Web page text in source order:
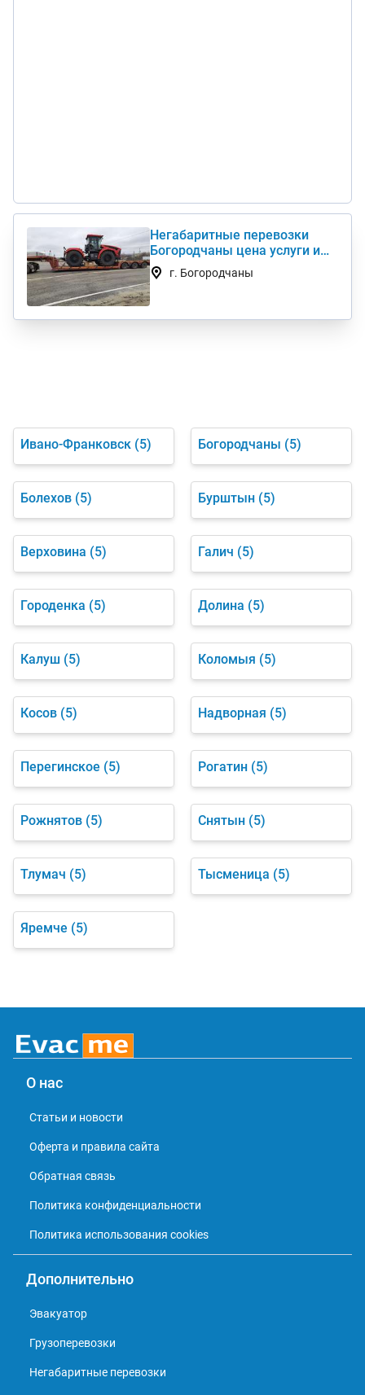
Негабаритные перевозки
Богородчаны цена услуги и
стоимость 1 км недорого
г. Богородчаны
Ивано-Франковск (5) Богородчаны (5)
Болехов (5) Бурштын (5)
Верховина (5) Галич (5)
Городенка (5) Долина (5)
Калуш (5) Коломыя (5)
Косов (5) Надворная (5)
Перегинское (5) Рогатин (5)
Рожнятов (5) Снятын (5)
Тлумач (5) Тысменица (5)
Яремче (5)
О нас
Статьи и новости
Оферта и правила сайта
Обратная связь
Политика конфиденциальности
Политика использования cookies
Дополнительно
Эвакуатор
Грузоперевозки
Негабаритные перевозки